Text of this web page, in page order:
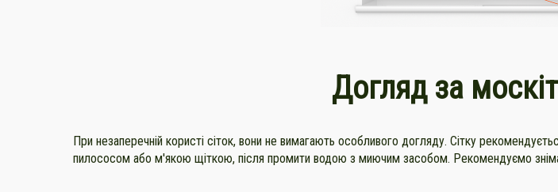
Догляд за
При незаперечній користі сіток, вони не вимагають особливого догляду. Сітку
пилососом або м'якою щіткою, після промити водою з миючим засобом. Рекомендуємо